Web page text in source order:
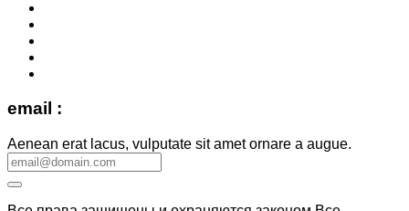
email :
Aenean erat lacus, vulputate sit amet ornare a augue.